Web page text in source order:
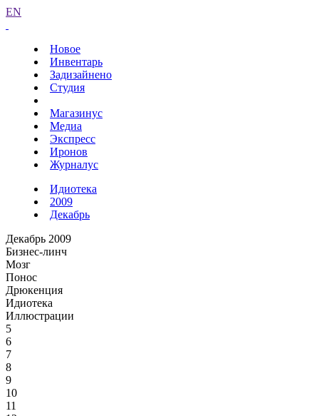
EN
Новое
Инвентарь
Задизайнено
Студия
Магазинус
Медиа
Экспресс
Иронов
Журналус
Идиотека
2009
Декабрь
Декабрь 2009
Бизнес-линч
Мозг
Понос
Дрюкенция
Идиотека
Иллюстрации
5
6
7
8
9
10
11